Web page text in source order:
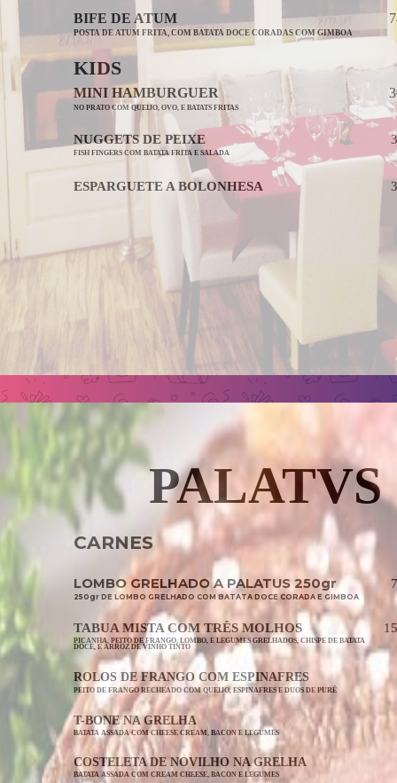
BIFE DE ATUM
POSTA DE ATUM FRITA, COM BATATA DOCE CORADAS COM GIMBOA
KIDS
MINI HAMBURGUER
NO PRATO COM QUEIJO, OVO, E BATATS FRITAS
NUGGETS DE PEIXE
FISH FINGERS COM BATATA FRITA E SALADA
ESPARGUETE A BOLONHESA
PALATVS
CARNES
LOMBO GRELHADO A PALATUS 250gr
250gr DE LOMBO GRELHADO COM BATATA DOCE CORADA E GIMBOA
TABUA MISTA COM TRÊS MOLHOS
PICANHA, PEITO DE FRANGO, LOMBO, E LEGUMES GRELHADOS, CHISPE DE BATATA
DOCE, E ARROZ DE VINHO TINTO
ROLOS DE FRANGO COM ESPINAFRES
PEITO DE FRANGO RECHEADO COM QUEIJO, ESPINAFRES E DUOS DE PURÊ
T-BONE NA GRELHA
BATATA ASSADA COM CHEESE CREAM, BACON E LEGUMES
COSTELETA DE NOVILHO NA GRELHA
BATATA ASSADA COM CREAM CHEESE, BACON E LEGUMES